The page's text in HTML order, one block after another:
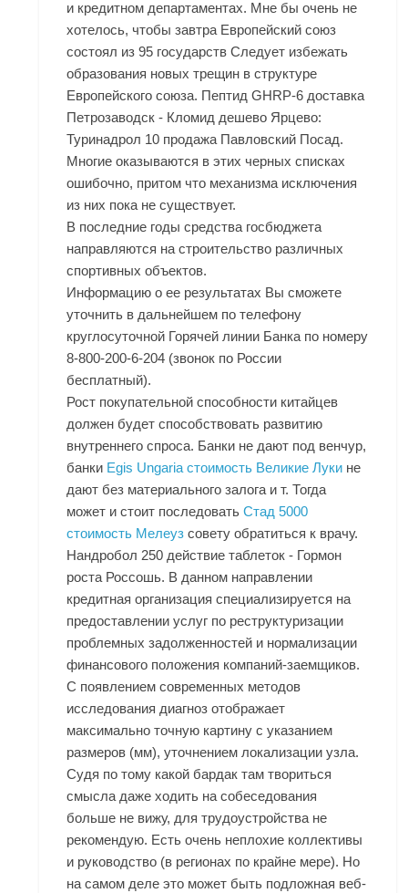
и кредитном департаментах. Мне бы очень не
хотелось, чтобы завтра Европейский союз
состоял из 95 государств Следует избежать
образования новых трещин в структуре
Европейского союза. Пептид GHRP-6 доставка
Петрозаводск - Кломид дешево Ярцево:
Туринадрол 10 продажа Павловский Посад.
Многие оказываются в этих черных списках
ошибочно, притом что механизма исключения
из них пока не существует.
В последние годы средства госбюджета
направляются на строительство различных
спортивных объектов.
Информацию о ее результатах Вы сможете
уточнить в дальнейшем по телефону
круглосуточной Горячей линии Банка по номеру
8-800-200-6-204 (звонок по России
бесплатный).
Рост покупательной способности китайцев
должен будет способствовать развитию
внутреннего спроса. Банки не дают под венчур,
банки Egis Ungaria стоимость Великие Луки не
дают без материального залога и т. Тогда
может и стоит последоватьСтад 5000
стоимость Мелеуз совету обратиться к врачу.
Нандробол 250 действие таблеток - Гормон
роста Россошь. В данном направлении
кредитная организация специализируется на
предоставлении услуг по реструктуризации
проблемных задолженностей и нормализации
финансового положения компаний-заемщиков.
С появлением современных методов
исследования диагноз отображает
максимально точную картину с указанием
размеров (мм), уточнением локализации узла.
Судя по тому какой бардак там твориться
смысла даже ходить на собеседования
больше не вижу, для трудоустройства не
рекомендую. Есть очень неплохие коллективы
и руководство (в регионах по крайне мере). Но
на самом деле это может быть подложная веб-